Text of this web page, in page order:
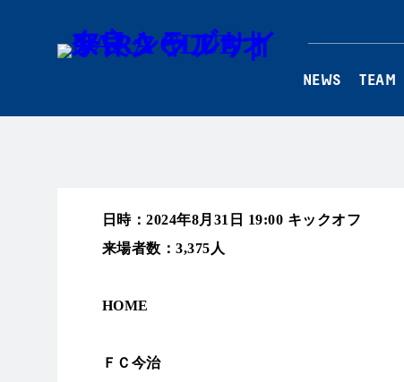
NEWS TEAM
日時：2024年8月31日 19:00 キックオフ
来場者数：3,375人
HOME
ＦＣ今治